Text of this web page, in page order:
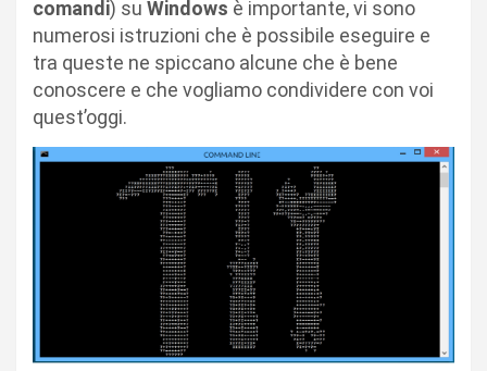
comandi) su Windows è importante, vi sono
numerosi istruzioni che è possibile eseguire e
tra queste ne spiccano alcune che è bene
conoscere e che vogliamo condividere con voi
quest’oggi.